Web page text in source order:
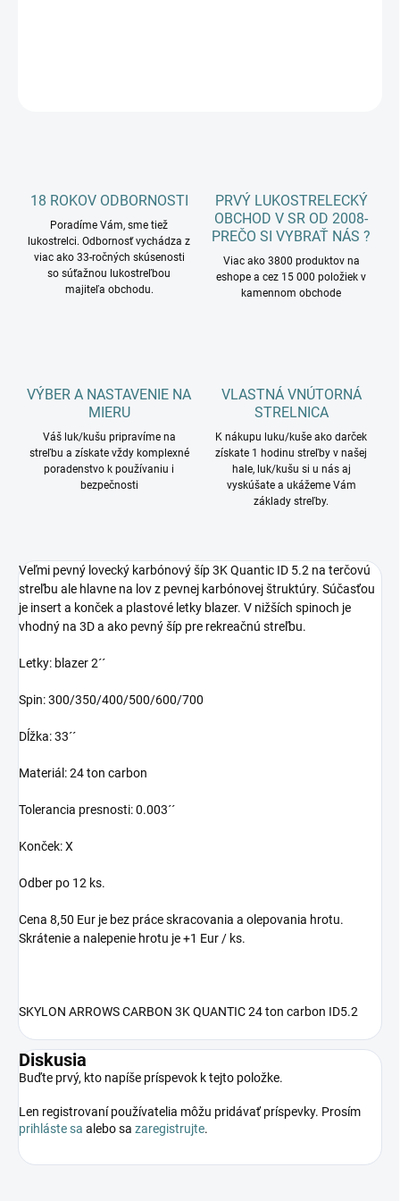
18 ROKOV ODBORNOSTI
Poradíme Vám, sme tiež
lukostrelci. Odbornosť vychádza z
viac ako 33-ročných skúsenosti
so súťažnou lukostreľbou
majiteľa obchodu.
PRVÝ LUKOSTRELECKÝ
OBCHOD V SR OD 2008-
PREČO SI VYBRAŤ NÁS ?
Viac ako 3800 produktov na
eshope a cez 15 000 položiek v
kamennom obchode
VÝBER A NASTAVENIE NA
MIERU
Váš luk/kušu pripravíme na
streľbu a získate vždy komplexné
poradenstvo k používaniu i
bezpečnosti
VLASTNÁ VNÚTORNÁ
STRELNICA
K nákupu luku/kuše ako darček
získate 1 hodinu streľby v našej
hale, luk/kušu si u nás aj
vyskúšate a ukážeme Vám
základy streľby.
Veľmi pevný lovecký karbónový šíp 3K Quantic ID 5.2 na terčovú
streľbu ale hlavne na lov z pevnej karbónovej štruktúry. Súčasťou
je insert a konček a plastové letky blazer. V nižších spinoch je
vhodný na 3D a ako pevný šíp pre rekreačnú streľbu.
Letky: blazer 2´´
Spin: 300/350/400/500/600/700
Dĺžka: 33´´
Materiál: 24 ton carbon
Tolerancia presnosti: 0.003´´
Konček: X
Odber po 12 ks.
Cena 8,50 Eur je bez práce skracovania a olepovania hrotu.
Skrátenie a nalepenie hrotu je +1 Eur / ks.
SKYLON ARROWS CARBON 3K QUANTIC 24 ton carbon ID5.2
Diskusia
Buďte prvý, kto napíše príspevok k tejto položke.
Len registrovaní používatelia môžu pridávať príspevky. Prosím
prihláste sa alebo sa zaregistrujte.